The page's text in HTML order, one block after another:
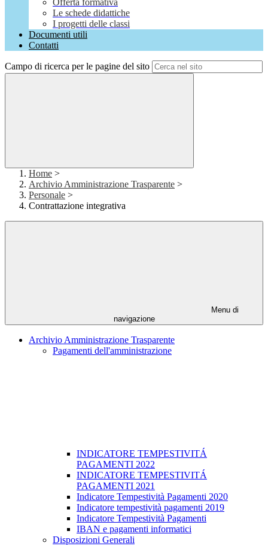
Offerta formativa
Le schede didattiche
I progetti delle classi
Documenti utili
Contatti
Campo di ricerca per le pagine del sito
Home >
Archivio Amministrazione Trasparente >
Personale >
Contrattazione integrativa
Menu di
navigazione
Archivio Amministrazione Trasparente
Pagamenti dell'amministrazione
INDICATORE TEMPESTIVITÁ
PAGAMENTI 2022
INDICATORE TEMPESTIVITÁ
PAGAMENTI 2021
Indicatore Tempestività Pagamenti 2020
Indicatore tempestività pagamenti 2019
Indicatore Tempestività Pagamenti
IBAN e pagamenti informatici
Disposizioni Generali